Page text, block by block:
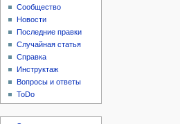
Сообщество
Новости
Последние правки
Случайная статья
Справка
Инструктаж
Вопросы и ответы
ToDo